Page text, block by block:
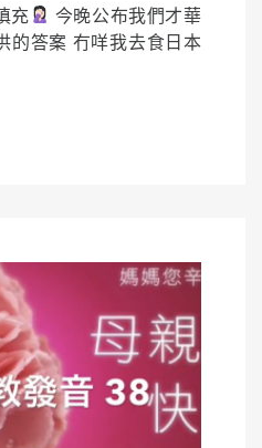
充
今晚公布我們才華
的答案 冇咩我去食日本